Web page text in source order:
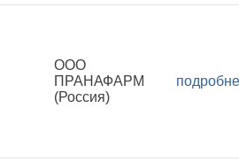
ООО
ПРАНАФАРМ
(Россия)